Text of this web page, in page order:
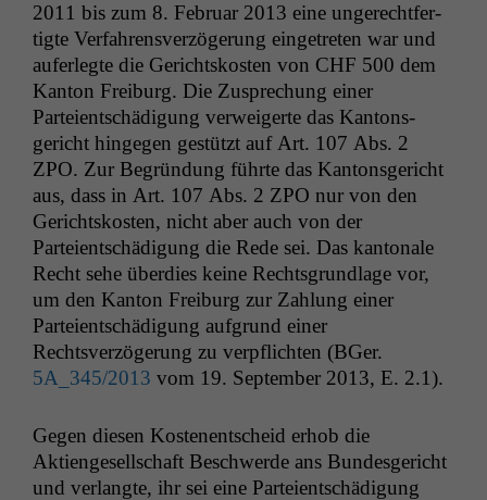
2011 bis zum 8. Feb­ru­ar 2013 eine ungerecht­fer­
tigte Ver­fahrensverzögerung einge­treten war und
aufer­legte die Gericht­skosten von CHF 500 dem
Kan­ton Freiburg. Die Zus­prechung ein­er
Parteientschädi­gung ver­weigerte das Kan­ton­s­
gericht hinge­gen gestützt auf Art. 107 Abs. 2
ZPO. Zur Begrün­dung führte das Kan­ton­s­gericht
aus, dass in Art. 107 Abs. 2 ZPO nur von den
Gericht­skosten, nicht aber auch von der
Parteientschädi­gung die Rede sei. Das kan­tonale
Recht sehe überdies keine Rechts­grund­lage vor,
um den Kan­ton Freiburg zur Zahlung ein­er
Parteientschädi­gung auf­grund ein­er
Rechtsverzögerung zu verpflicht­en (BGer.
5A_345/2013 vom 19. Sep­tem­ber 2013, E. 2.1).
Gegen diesen Koste­nentscheid erhob die
Aktienge­sellschaft Beschw­erde ans Bun­des­gericht
und ver­langte, ihr sei eine Parteientschädi­gung